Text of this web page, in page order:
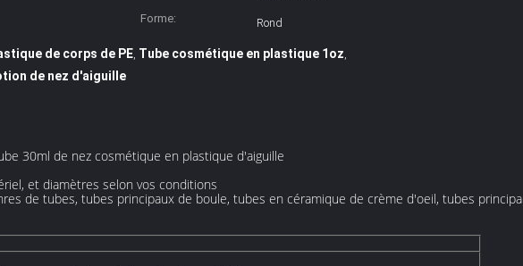
Forme:
Rond
de corps de PE, Tube cosmétique en plastique 1oz,
de nez d'aiguille
30ml de nez cosmétique en plastique d'aiguille
et diamètres selon vos conditions
de tubes, tubes principaux de boule, tubes en céramique de crème d'oeil, tubes